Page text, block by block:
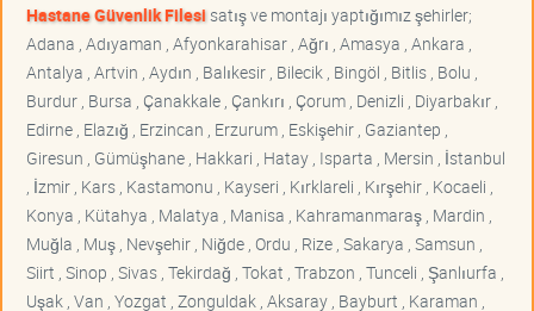
Hastane Güvenlik Filesisatış ve montajı yaptığımız şehirler;
Adana , Adıyaman , Afyonkarahisar , Ağrı , Amasya , Ankara ,
Antalya , Artvin , Aydın , Balıkesir , Bilecik , Bingöl , Bitlis , Bolu ,
Burdur , Bursa , Çanakkale , Çankırı , Çorum , Denizli , Diyarbakır ,
Edirne , Elazığ , Erzincan , Erzurum , Eskişehir , Gaziantep ,
Giresun , Gümüşhane , Hakkari , Hatay , Isparta , Mersin , İstanbul
, İzmir , Kars , Kastamonu , Kayseri , Kırklareli , Kırşehir , Kocaeli ,
Konya , Kütahya , Malatya , Manisa , Kahramanmaraş , Mardin ,
Muğla , Muş , Nevşehir , Niğde , Ordu , Rize , Sakarya , Samsun ,
Siirt , Sinop , Sivas , Tekirdağ , Tokat , Trabzon , Tunceli , Şanlıurfa ,
Uşak , Van , Yozgat , Zonguldak , Aksaray , Bayburt , Karaman ,